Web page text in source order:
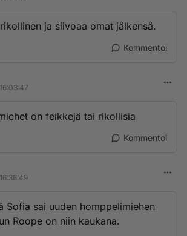
ja siivoaa omat jälkensä.
Kommentoi
on feikkejä tai rikollisia
Kommentoi
Sofia sai uuden homppelimiehen
Roope on niin kaukana.